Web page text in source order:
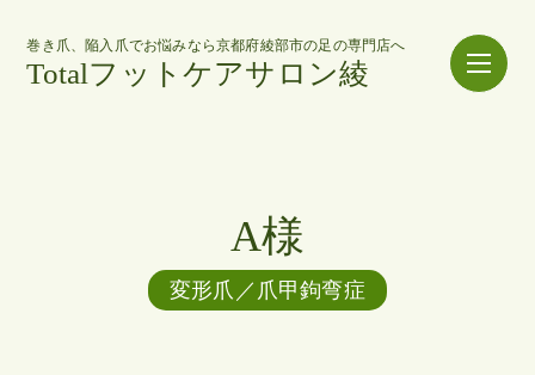
巻き爪、陥入爪でお悩みなら京都府綾部市の足の専門店へ
Totalフットケアサロン綾
A様
変形爪／爪甲鉤弯症